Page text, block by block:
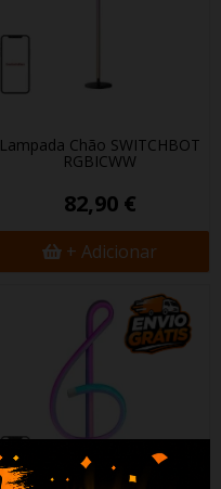
Lampada Chão SWITCHBOT
RGBICWW
82,90 €
+ Adicionar